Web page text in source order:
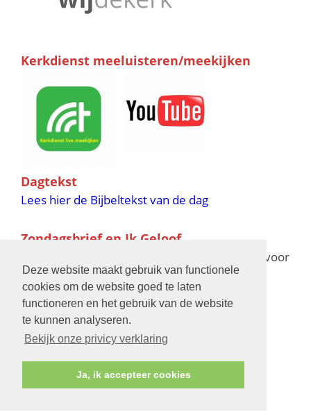
Deze website maakt gebruik van functionele
cookies om de website goed te laten
functioneren en het gebruik van de website
te kunnen analyseren.
Bekijk onze privicy verklaring
Ja, ik accepteer cookies
Kerkdienst meeluisteren/meekijken
Dagtekst
Lees hier de Bijbeltekst van de dag
Zondagsbrief en Ik Geloof
voor
de verschijningsdata in 2025 en 2026
Bijbelschool